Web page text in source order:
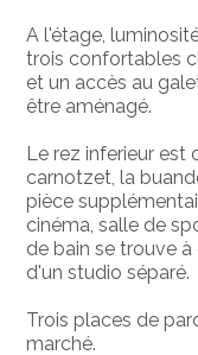
A l'étage,
trois confortables
et un accès au
être aménagé.
Le rez inferieur est
carnotzet, la
pièce
cinéma, salle de
de bain se trouve
d'un studio séparé.
Trois places de
marché.